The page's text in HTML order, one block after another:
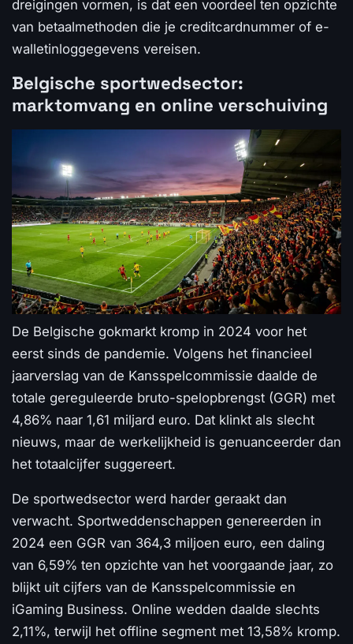
dreigingen vormen, is dat een voordeel ten opzichte
van betaalmethoden die je creditcardnummer of e-
walletinloggegevens vereisen.
Belgische sportwedsector:
marktomvang en online verschuiving
De Belgische gokmarkt kromp in 2024 voor het
eerst sinds de pandemie. Volgens het financieel
jaarverslag van de Kansspelcommissie daalde de
totale gereguleerde bruto-spelopbrengst (GGR) met
4,86% naar 1,61 miljard euro. Dat klinkt als slecht
nieuws, maar de werkelijkheid is genuanceerder dan
het totaalcijfer suggereert.
De sportwedsector werd harder geraakt dan
verwacht. Sportweddenschappen genereerden in
2024 een GGR van 364,3 miljoen euro, een daling
van 6,59% ten opzichte van het voorgaande jaar, zo
blijkt uit cijfers van de Kansspelcommissie en
iGaming Business. Online wedden daalde slechts
2,11%, terwijl het offline segment met 13,58% kromp.